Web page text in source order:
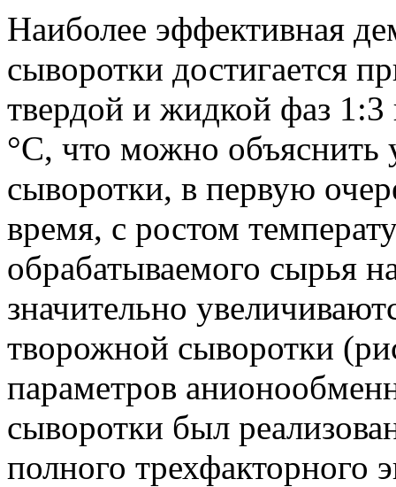
Наиболее эффективная
сыворотки достигается
твердой и жидкой фаз 1:3
°С, что можно объяснить
сыворотки, в первую
время, с ростом
обрабатываемого сырья
значительно
творожной сыворотки
параметров
сыворотки был
полного трехфакторного